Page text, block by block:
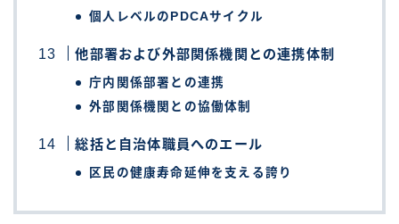
個人レベルのPDCAサイクル
他部署および外部関係機関との連携体制
庁内関係部署との連携
外部関係機関との協働体制
総括と自治体職員へのエール
区民の健康寿命延伸を支える誇り